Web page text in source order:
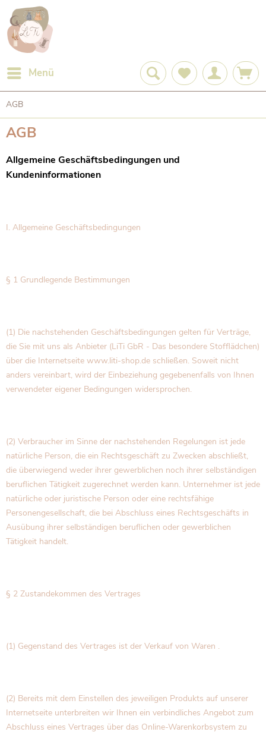
Menü
AGB
AGB
Allgemeine Geschäftsbedingungen und
Kundeninformationen
I. Allgemeine Geschäftsbedingungen
§ 1 Grundlegende Bestimmungen
(1) Die nachstehenden Geschäftsbedingungen gelten für Verträge,
die Sie mit uns als Anbieter (LiTi GbR - Das besondere Stofflädchen)
über die Internetseite www.liti-shop.de schließen. Soweit nicht
anders vereinbart, wird der Einbeziehung gegebenenfalls von Ihnen
verwendeter eigener Bedingungen widersprochen.
(2) Verbraucher im Sinne der nachstehenden Regelungen ist jede
natürliche Person, die ein Rechtsgeschäft zu Zwecken abschließt,
die überwiegend weder ihrer gewerblichen noch ihrer selbständigen
beruflichen Tätigkeit zugerechnet werden kann. Unternehmer ist jede
natürliche oder juristische Person oder eine rechtsfähige
Personengesellschaft, die bei Abschluss eines Rechtsgeschäfts in
Ausübung ihrer selbständigen beruflichen oder gewerblichen
Tätigkeit handelt.
§ 2 Zustandekommen des Vertrages
(1) Gegenstand des Vertrages ist der Verkauf von Waren .
(2) Bereits mit dem Einstellen des jeweiligen Produkts auf unserer
Internetseite unterbreiten wir Ihnen ein verbindliches Angebot zum
Abschluss eines Vertrages über das Online-Warenkorbsystem zu